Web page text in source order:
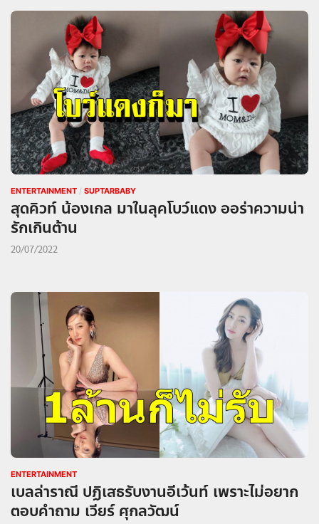
ENTERTAINMENT / SUPTARBABY
สุดคิวท์ น้องเกล มาในลุคโบว์แดง ออร่าความน่า
รักเกินต้าน
20/07/2022
ENTERTAINMENT
เบลล่าราณี ปฏิเสธรับงานอีเว้นท์ เพราะไม่อยาก
ตอบคำถาม เวียร์ ศุกลวัฒน์